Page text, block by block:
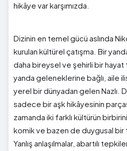
hikâye var karşımızda.
Dizinin en temel gücü aslında
kurulan kültürel çatışma. Bir
daha bireysel ve şehirli bir hayat
yanda geleneklerine bağlı, aile
yerel bir dünyadan gelen Nazlı.
sadece bir aşk hikâyesinin
zamanda iki farklı kültürün birbirini
komik ve bazen de duygusal bir
Yanlış anlaşılmalar, abartılı